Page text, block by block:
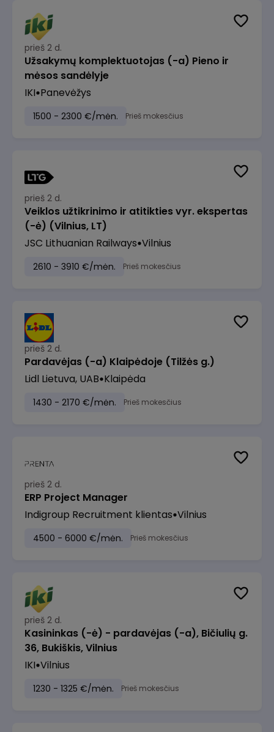
prieš 2 d.
Užsakymų komplektuotojas (-a) Pieno ir
mėsos sandėlyje
IKI Panevėžys
1500 - 2300 €/mėn. Prieš mokesčius
prieš 2 d.
Veiklos užtikrinimo ir atitikties vyr. ekspertas
(-ė) (Vilnius, LT)
JSC Lithuanian Railways Vilnius
2610 - 3910 €/mėn. Prieš mokesčius
prieš 2 d.
Pardavėjas (-a) Klaipėdoje (Tilžės g.)
Lidl Lietuva, UAB Klaipėda
1430 - 2170 €/mėn. Prieš mokesčius
prieš 2 d.
ERP Project Manager
Indigroup Recruitment klientas Vilnius
4500 - 6000 €/mėn. Prieš mokesčius
prieš 2 d.
Kasininkas (-ė) - pardavėjas (-a), Bičiulių g.
36, Bukiškis, Vilnius
IKI Vilnius
1230 - 1325 €/mėn. Prieš mokesčius